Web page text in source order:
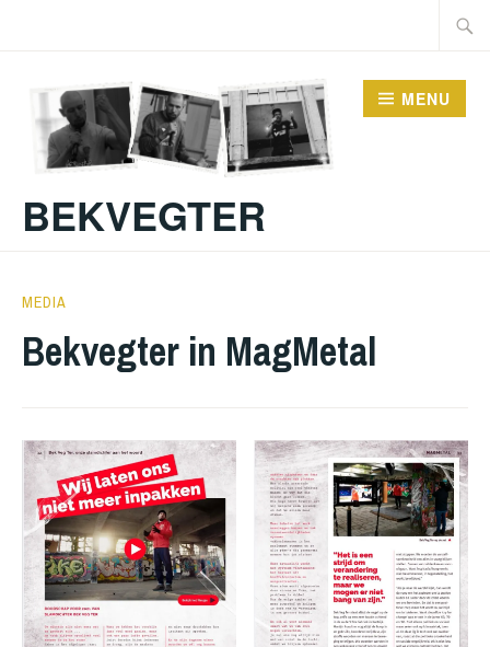
Zoeken
BEKVEGTER
MENU
21
2021
BEKVEGTER
MEDIA
Bekvegter in MagMetal